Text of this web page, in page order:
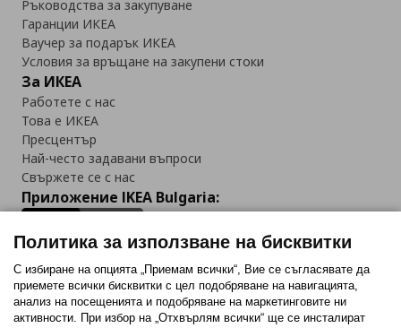
Ръководства за закупуване
Гаранции ИКЕА
Ваучер за подарък ИКЕА
Условия за връщане на закупени стоки
За ИКЕА
Работете с нас
Това е ИКЕА
Пресцентър
Най-често задавани въпроси
Свържете се с нас
Приложение IKEA Bulgaria:
Последвайте ни:
FacebookTwitterYoutubePinterestInstagram
Политика за използване на бисквитки
С избиране на опцията „Приемам всички“, Вие се съгласявате да
приемете всички бисквитки с цел подобряване на навигацията,
анализ на посещенията и подобряване на маркетинговите ни
активности. При избор на „Отхвърлям всички“ ще се инсталират